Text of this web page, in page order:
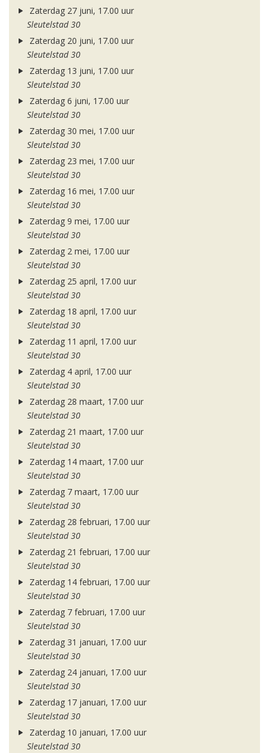
Zaterdag 27 juni, 17.00 uur
Sleutelstad 30
Zaterdag 20 juni, 17.00 uur
Sleutelstad 30
Zaterdag 13 juni, 17.00 uur
Sleutelstad 30
Zaterdag 6 juni, 17.00 uur
Sleutelstad 30
Zaterdag 30 mei, 17.00 uur
Sleutelstad 30
Zaterdag 23 mei, 17.00 uur
Sleutelstad 30
Zaterdag 16 mei, 17.00 uur
Sleutelstad 30
Zaterdag 9 mei, 17.00 uur
Sleutelstad 30
Zaterdag 2 mei, 17.00 uur
Sleutelstad 30
Zaterdag 25 april, 17.00 uur
Sleutelstad 30
Zaterdag 18 april, 17.00 uur
Sleutelstad 30
Zaterdag 11 april, 17.00 uur
Sleutelstad 30
Zaterdag 4 april, 17.00 uur
Sleutelstad 30
Zaterdag 28 maart, 17.00 uur
Sleutelstad 30
Zaterdag 21 maart, 17.00 uur
Sleutelstad 30
Zaterdag 14 maart, 17.00 uur
Sleutelstad 30
Zaterdag 7 maart, 17.00 uur
Sleutelstad 30
Zaterdag 28 februari, 17.00 uur
Sleutelstad 30
Zaterdag 21 februari, 17.00 uur
Sleutelstad 30
Zaterdag 14 februari, 17.00 uur
Sleutelstad 30
Zaterdag 7 februari, 17.00 uur
Sleutelstad 30
Zaterdag 31 januari, 17.00 uur
Sleutelstad 30
Zaterdag 24 januari, 17.00 uur
Sleutelstad 30
Zaterdag 17 januari, 17.00 uur
Sleutelstad 30
Zaterdag 10 januari, 17.00 uur
Sleutelstad 30